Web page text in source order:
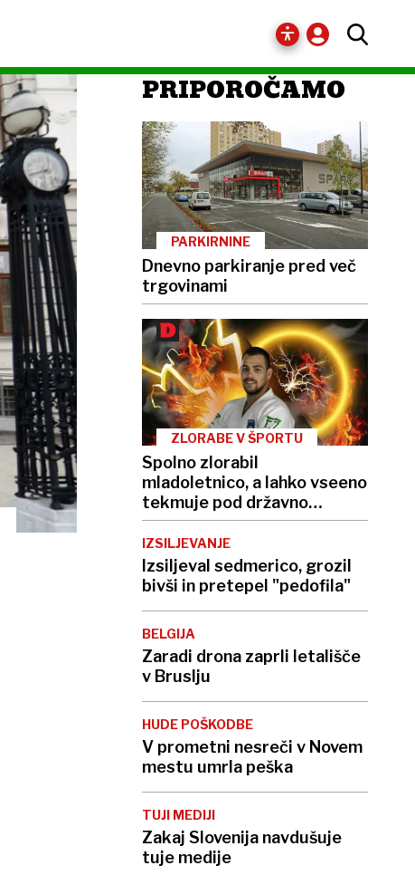
PRIPOROČAMO
PARKIRNINE
Dnevno parkiranje pred več
trgovinami
ZLORABE V ŠPORTU
Spolno zlorabil
mladoletnico, a lahko vseeno
tekmuje pod državno
zastavo
IZSILJEVANJE
Izsiljeval sedmerico, grozil
bivši in pretepel "pedofila"
BELGIJA
Zaradi drona zaprli letališče
v Bruslju
HUDE POŠKODBE
V prometni nesreči v Novem
mestu umrla peška
TUJI MEDIJI
Zakaj Slovenija navdušuje
tuje medije